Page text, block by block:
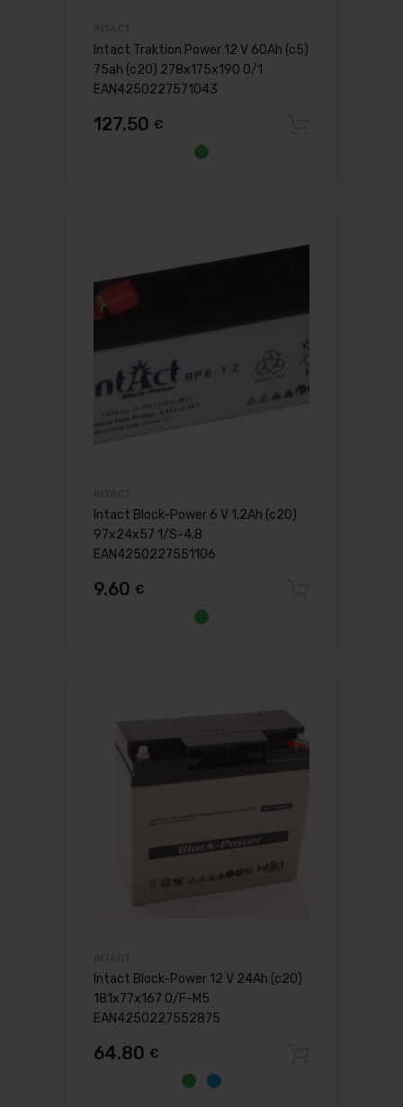
Intact Traktion Power 12 V 60Ah (c5)
75ah (c20) 278x175x190 0/1
EAN4250227571043
127.50 €
Intact Block-Power 6 V 1,2Ah (c20)
97x24x57 1/S-4.8
EAN4250227551106
9.60 €
Intact Block-Power 12 V 24Ah (c20)
181x77x167 0/F-M5
EAN4250227552875
64.80 €